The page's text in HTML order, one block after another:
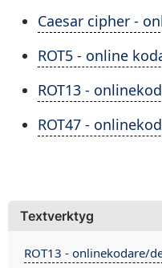
Caesar cipher -
ROT5 - online
ROT13 -
ROT47 -
Textverktyg
ROT13 - onlinekodare/